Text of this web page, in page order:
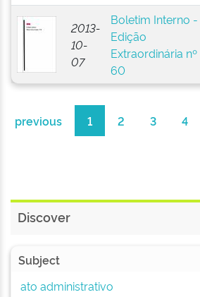
2013-
10-
07
Boletim Interno -
Edição
Extraordinária nº
60
previous 1 2 3 4
Discover
Subject
ato administrativo